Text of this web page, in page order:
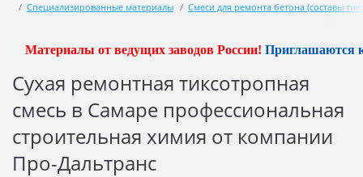
Специализированные материалы Смеси для ремонта бетона (составы
от ведущих заводов России! Приглашаются к
Сухая ремонтная тиксотропная
смесь в Самаре профессиональная
строительная химия от компании
Про-Дальтранс